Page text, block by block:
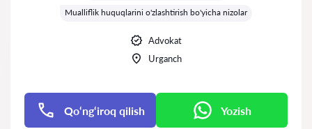
Mualliflik huquqlarini o'zlashtirish bo'yicha nizolar
Advokat
Urganch
Qo‘ng‘iroq qilish Yozish